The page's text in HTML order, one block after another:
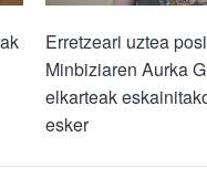
Erretzeari uztea
Minbiziaren Aurka
elkarteak
esker